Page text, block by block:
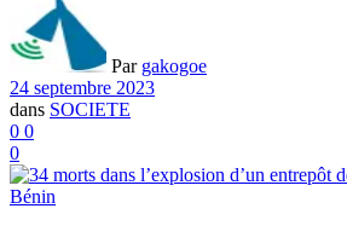
Par gakogoe
24 septembre 2023
dans SOCIETE
0 0
0